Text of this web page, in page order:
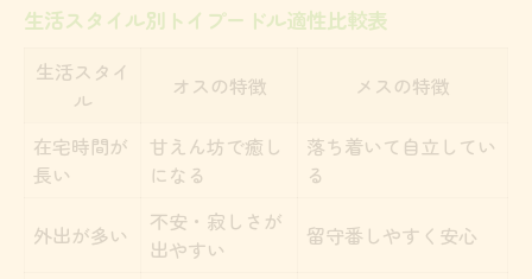
生活スタイル別トイプードル適性比較表
生活スタイ
ル
オスの特徴 メスの特徴
在宅時間が
長い
甘えん坊で癒し
になる
落ち着いて自立してい
る
外出が多い
不安・寂しさが
出やすい
留守番しやすく安心